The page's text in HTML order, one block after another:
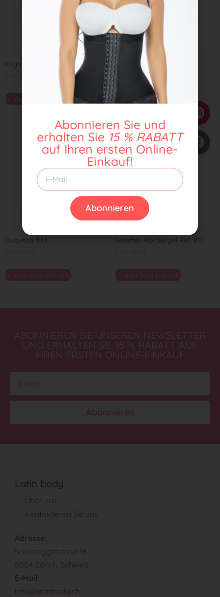
Kuyn 2024
In den Warenkorb
Duqueza 1401
CHF 55,00
In den Warenkorb
Duqueza 1161
In den Warenkorb
Warmes Körpergel Ref. 812
In den Warenkorb
ABONNIEREN SIE UNSEREN NEWSLETTER
UND ERHALTEN SIE 15 % RABATT AUF
IHREN ERSTEN ONLINE-EINKAUF.
Abonnieren
Latin body
Über uns
Kontaktieren Sie uns
Adresse:
Schöneggstrasse 18
8004 Zürich, Schweiz
E-Mail:
info@latinbody.ch
Abonnieren Sie und
erhalten Sie 15 % RABATT
auf Ihren ersten Online-
Einkauf!
Abonnieren